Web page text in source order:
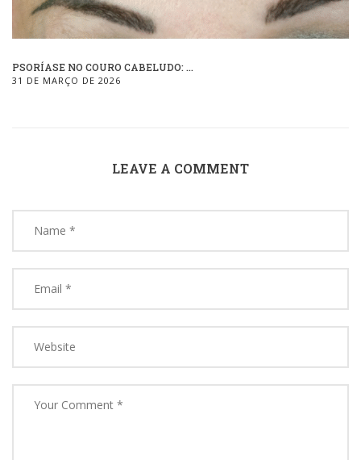
PSORÍASE NO COURO CABELUDO: ...
31 DE MARÇO DE 2026
LEAVE A COMMENT